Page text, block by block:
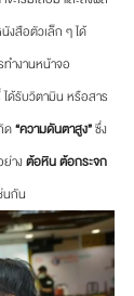
งสือตัวเล็ก ๆ ได้
ำงานหน้าจอ
ด้รับวิตามิน หรือสาร
ด “ความดันตาสูง” ซึ่ง
ย่าง ต้อหิน ต้อกระจก
นกัน